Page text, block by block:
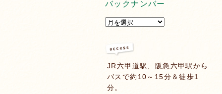
バックナンバー
JR六甲道駅、阪急六甲駅から
バスで約10～15分＆徒歩1
分。